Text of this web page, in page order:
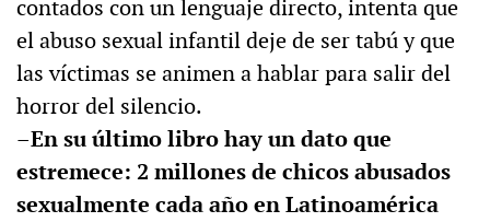
contados con un lenguaje directo, intenta que
el abuso sexual infantil deje de ser tabú y que
las víctimas se animen a hablar para salir del
horror del silencio.
–En su último libro hay un dato que
estremece: 2 millones de chicos abusados
sexualmente cada año en Latinoamérica